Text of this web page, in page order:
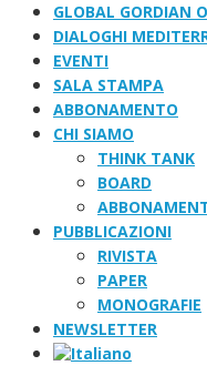
GLOBAL GORDIAN
DIALOGHI
EVENTI
SALA STAMPA
ABBONAMENTO
CHI SIAMO
THINK TANK
BOARD
PUBBLICAZIONI
RIVISTA
PAPER
MONOGRAFIE
NEWSLETTER